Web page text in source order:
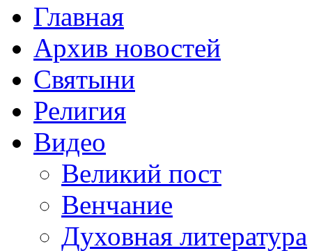
Главная
Архив новостей
Святыни
Религия
Видео
Великий пост
Венчание
Духовная литература